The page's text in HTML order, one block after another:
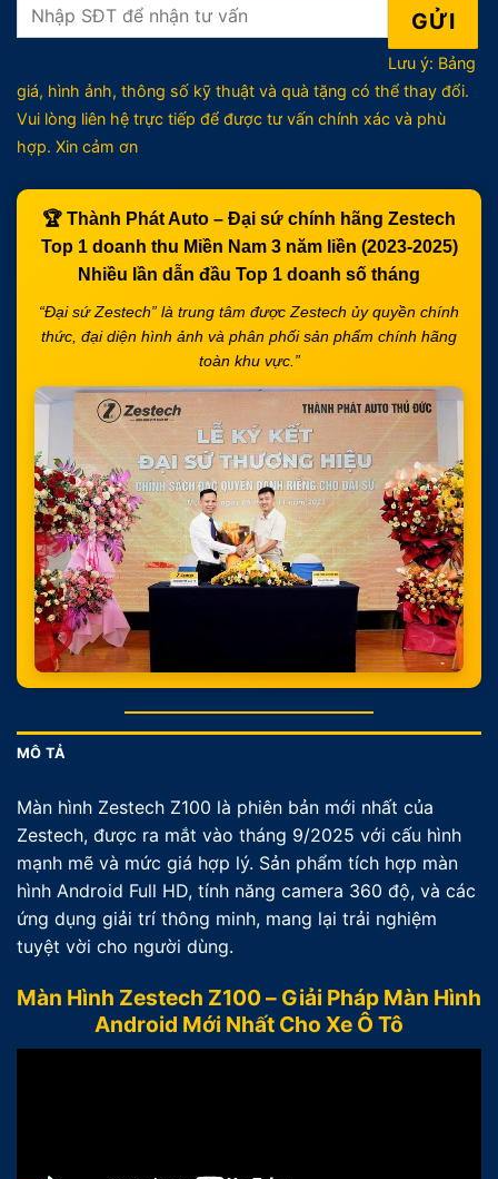
Lưu ý: Bảng
giá, hình ảnh, thông số kỹ thuật và quà tặng có thể thay đổi.
Vui lòng liên hệ trực tiếp để được tư vấn chính xác và phù
hợp. Xin cảm ơn
🏆 Thành Phát Auto – Đại sứ chính hãng Zestech
Top 1 doanh thu Miền Nam 3 năm liền (2023-2025)
Nhiều lần dẫn đầu Top 1 doanh số tháng
“Đại sứ Zestech” là trung tâm được Zestech ủy quyền chính
thức, đại diện hình ảnh và phân phối sản phẩm chính hãng
toàn khu vực.”
MÔ TẢ
Màn hình Zestech Z100 là phiên bản mới nhất của
Zestech, được ra mắt vào tháng 9/2025 với cấu hình
mạnh mẽ và mức giá hợp lý. Sản phẩm tích hợp màn
hình Android Full HD, tính năng camera 360 độ, và các
ứng dụng giải trí thông minh, mang lại trải nghiệm
tuyệt vời cho người dùng.
Màn Hình Zestech Z100 – Giải Pháp Màn Hình
Android Mới Nhất Cho Xe Ô Tô